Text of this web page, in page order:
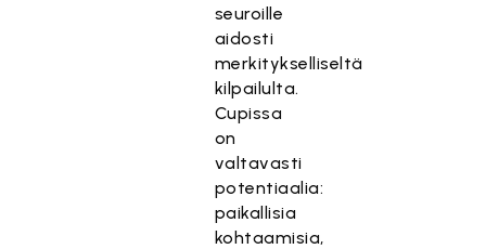
seuroille
aidosti
merkitykselliseltä
kilpailulta.
Cupissa
on
valtavasti
potentiaalia:
paikallisia
kohtaamisia,